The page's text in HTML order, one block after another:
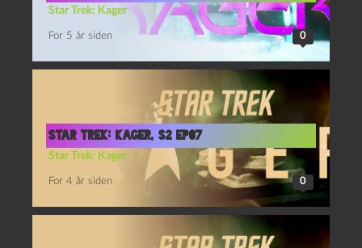
Star Trek: Kager
For 5 år siden 0
Star Trek: Kager, S2 Ep07
Star Trek: Kager
For 4 år siden 0